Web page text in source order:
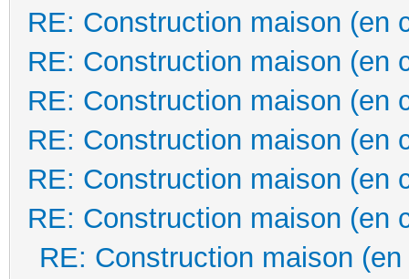
RE: Construction maison (en
RE: Construction maison (en
RE: Construction maison (en
RE: Construction maison (en
RE: Construction maison (en
RE: Construction maison (en
RE: Construction maison